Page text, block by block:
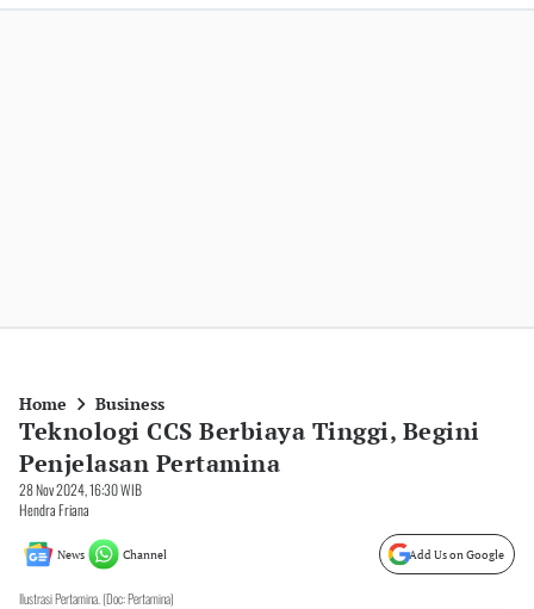
Home Business
Teknologi CCS Berbiaya Tinggi, Begini
Penjelasan Pertamina
28 Nov 2024, 16:30 WIB
Hendra Friana
News Channel Add Us on Google
Ilustrasi Pertamina. (Doc: Pertamina)